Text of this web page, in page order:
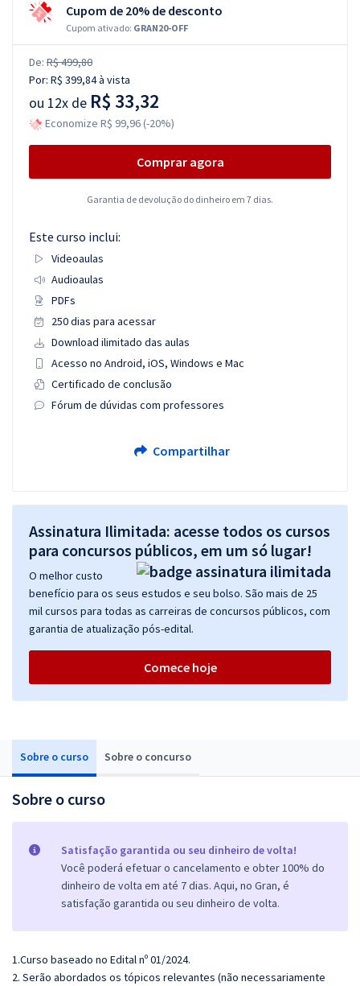
Sobre o curso Sobre o concurso
Sobre o curso
Satisfação garantida ou seu dinheiro de volta!
Você poderá efetuar o cancelamento e obter 100% do
dinheiro de volta em até 7 dias. Aqui, no Gran, é
satisfação garantida ou seu dinheiro de volta.
1.Curso baseado no Edital nº 01/2024.
2. Serão abordados os tópicos relevantes (não necessariamente
Cupom de 20% de desconto
Cupom ativado: GRAN20-OFF
De: R$ 499,80
Por: R$ 399,84à vista
ou 12x de R$ 33,32
Economize R$ 99,96 (-20%)
Comprar agora
Garantia de devolução do dinheiro em 7 dias.
Este curso inclui:
Videoaulas
Audioaulas
PDFs
250 dias para acessar
Download ilimitado das aulas
Acesso no Android, iOS, Windows e Mac
Certificado de conclusão
Fórum de dúvidas com professores
Compartilhar
Assinatura Ilimitada: acesse todos os cursos
para concursos públicos, em um só lugar!
O melhor custo
benefício para os seus estudos e seu bolso. São mais de 25
mil cursos para todas as carreiras de concursos públicos, com
garantia de atualização pós-edital.
Comece hoje